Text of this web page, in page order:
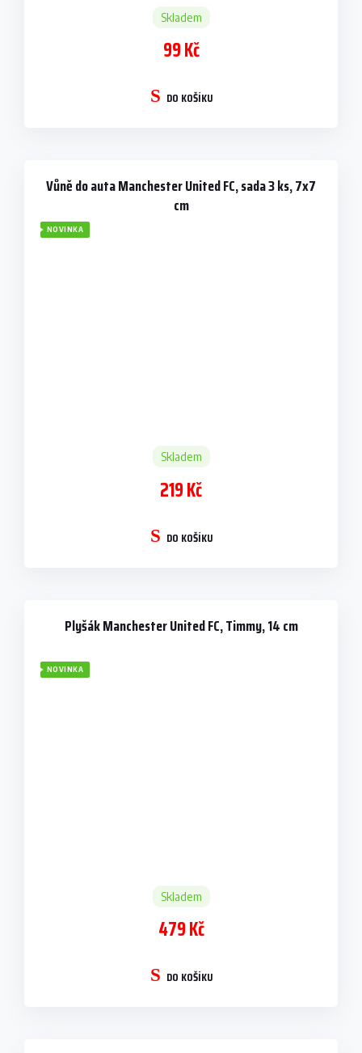
Skladem
99 Kč
DO KOŠÍKU
Vůně do auta Manchester United FC, sada 3 ks, 7x7
cm
NOVINKA
Skladem
219 Kč
DO KOŠÍKU
Plyšák Manchester United FC, Timmy, 14 cm
NOVINKA
Skladem
479 Kč
DO KOŠÍKU